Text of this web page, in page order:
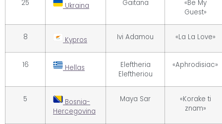
25 Ukraina Gaitana
«Be My
Guest»
8 Kypros Ivi Adamou «La La Love»
16 Hellas
Eleftheria
Eleftheriou
«Aphrodisiac»
5
Bosnia-
Hercegovina
Maya Sar
«Korake ti
znam»